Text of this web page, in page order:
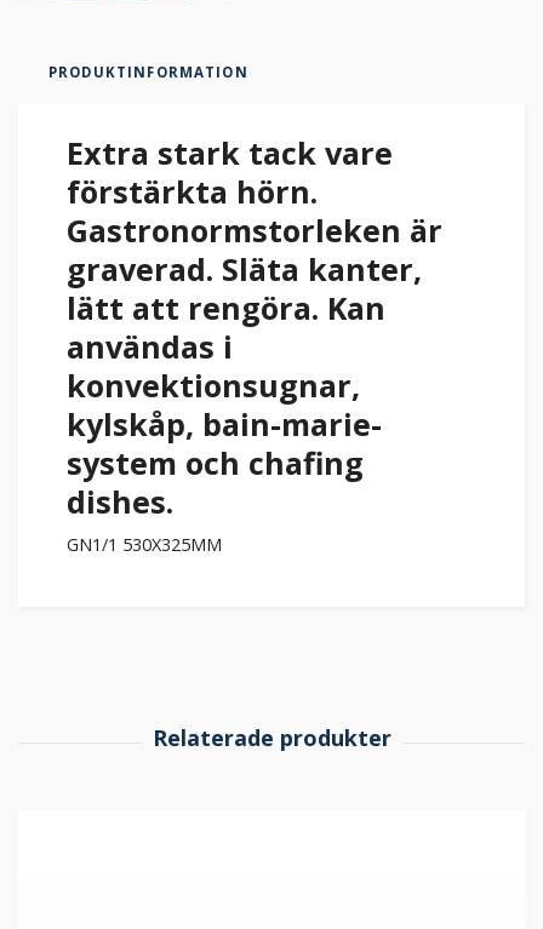
PRODUKTINFORMATION
Extra stark tack vare
förstärkta hörn.
Gastronormstorleken är
graverad. Släta kanter,
lätt att rengöra. Kan
användas i
konvektionsugnar,
kylskåp, bain-marie-
system och chafing
dishes.
GN1/1 530X325MM